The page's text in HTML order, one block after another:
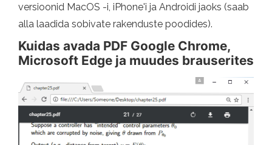
versioonid MacOS -i, iPhone'i ja Androidi jaoks (saab
alla laadida sobivate rakenduste poodides).
Kuidas avada PDF Google Chrome,
Microsoft Edge ja muudes brauserites